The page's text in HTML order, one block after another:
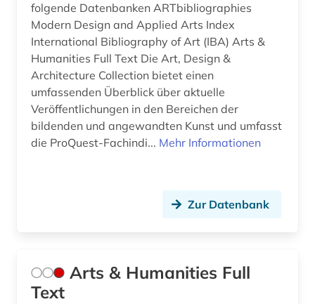
hochschulwesen (2)
hort (1)
humanitäre hilfe (1)
hörbuch (1)
immigration (1)
informationskompetenz (1)
folgende Datenbanken ARTbibliographies
Modern Design and Applied Arts Index
International Bibliography of Art (IBA) Arts &
Humanities Full Text Die Art, Design &
Architecture Collection bietet einen
umfassenden Überblick über aktuelle
Veröffentlichungen in den Bereichen der
bildenden und angewandten Kunst und umfasst
die ProQuest-Fachindi... Mehr Informationen
Zur Datenbank
Arts & Humanities Full
Text